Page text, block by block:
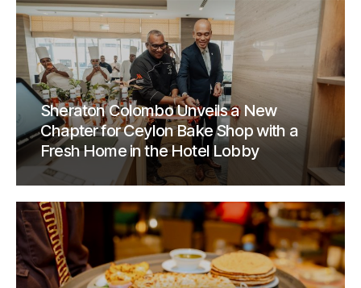
Sheraton Colombo Unveils a New
Chapter for Ceylon Bake Shop with a
Fresh Home in the Hotel Lobby